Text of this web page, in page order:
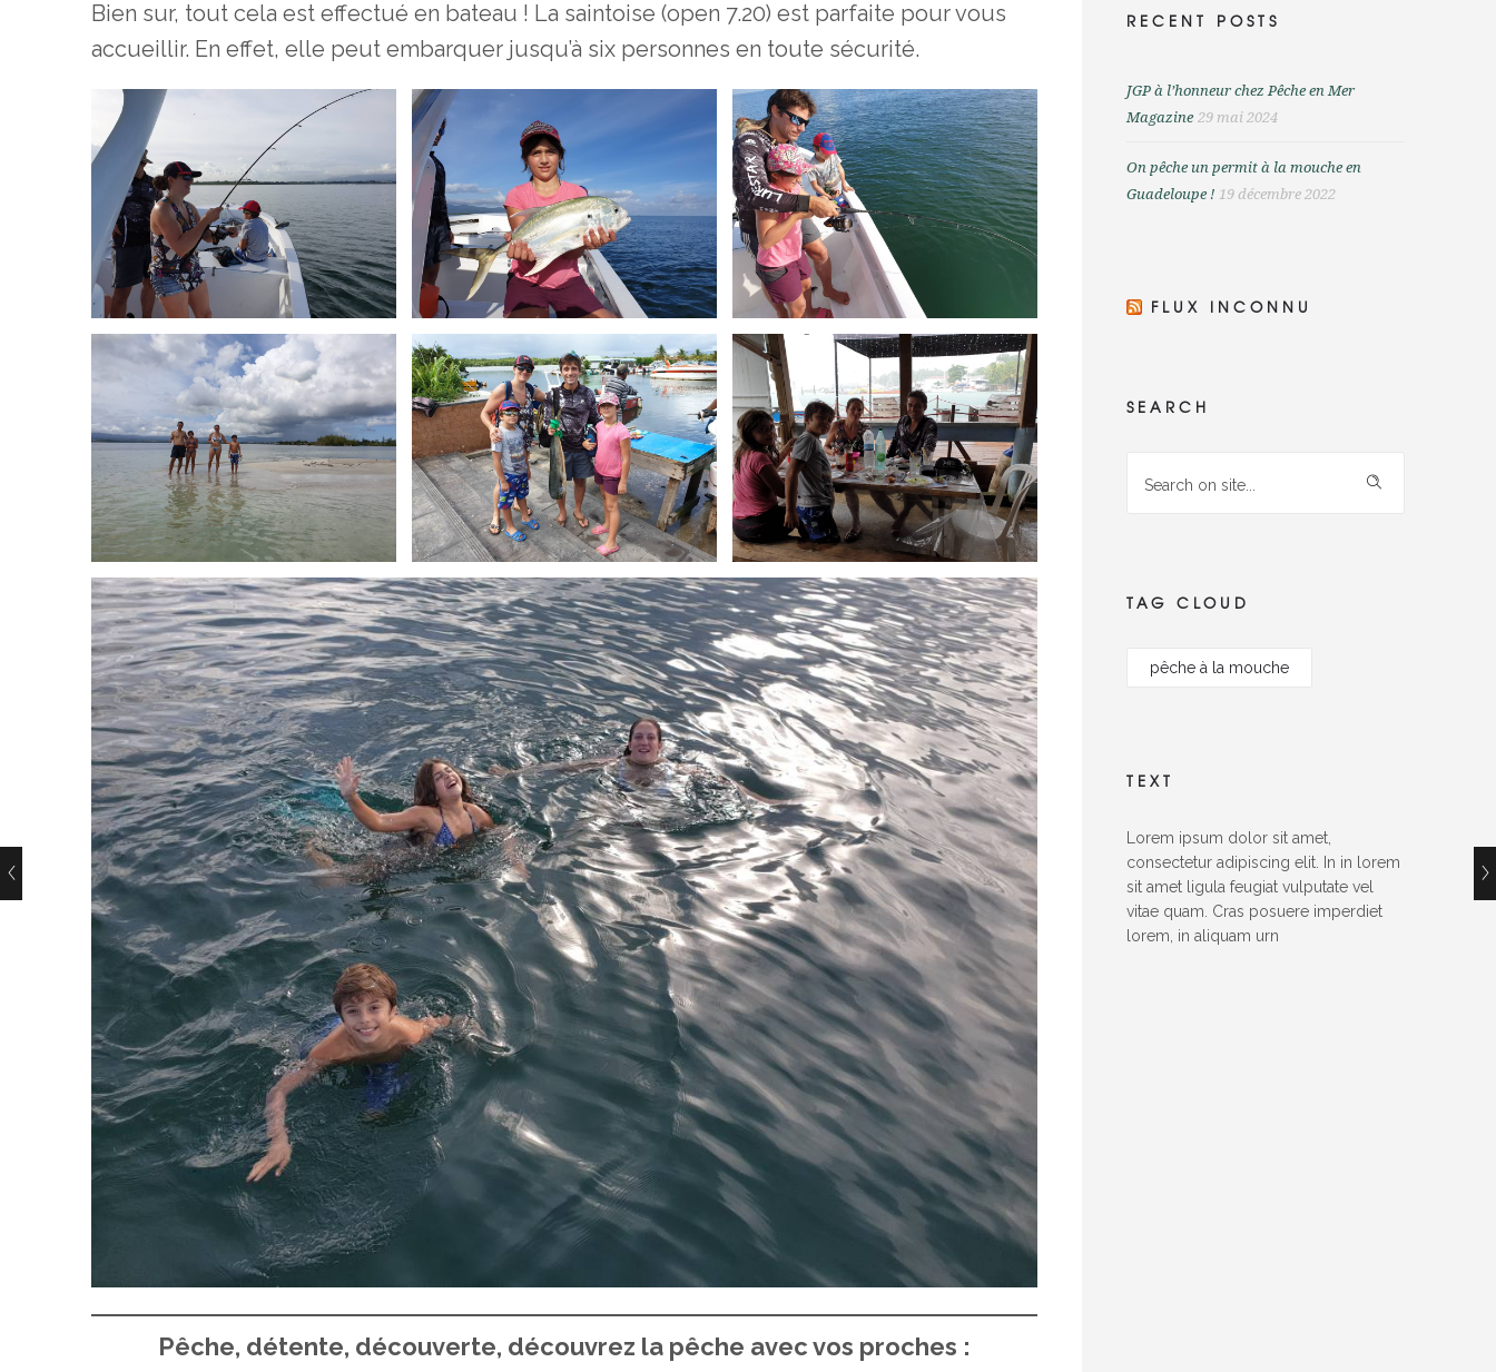
Bien sur, tout cela est effectué en bateau ! La saintoise (open 7.20) est parfaite pour vous
accueillir. En effet, elle peut embarquer jusqu’à six personnes en toute sécurité.
Pêche, détente, découverte, découvrez la pêche avec vos proches :
RECENT POSTS
JGP à l’honneur chez Pêche en Mer
Magazine 29 mai 2024
On pêche un permit à la mouche en
Guadeloupe ! 19 décembre 2022
FLUX INCONNU
SEARCH
TAG CLOUD
pêche à la mouche
TEXT
Lorem ipsum dolor sit amet,
consectetur adipiscing elit. In in lorem
sit amet ligula feugiat vulputate vel
vitae quam. Cras posuere imperdiet
lorem, in aliquam urn